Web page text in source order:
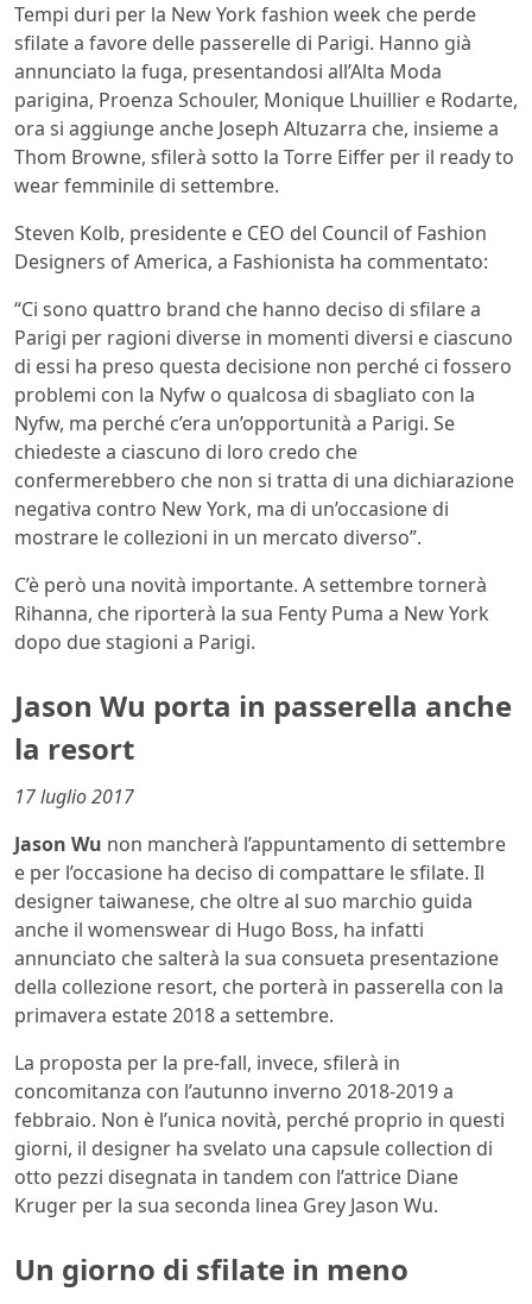
Tempi duri per la New York fashion week che perde
sfilate a favore delle passerelle di Parigi. Hanno già
annunciato la fuga, presentandosi all’Alta Moda
parigina, Proenza Schouler, Monique Lhuillier e Rodarte,
ora si aggiunge anche Joseph Altuzarra che, insieme a
Thom Browne, sfilerà sotto la Torre Eiffer per il ready to
wear femminile di settembre.
Steven Kolb, presidente e CEO del Council of Fashion
Designers of America, a Fashionista ha commentato:
“Ci sono quattro brand che hanno deciso di sfilare a
Parigi per ragioni diverse in momenti diversi e ciascuno
di essi ha preso questa decisione non perché ci fossero
problemi con la Nyfw o qualcosa di sbagliato con la
Nyfw, ma perché c’era un’opportunità a Parigi. Se
chiedeste a ciascuno di loro credo che
confermerebbero che non si tratta di una dichiarazione
negativa contro New York, ma di un’occasione di
mostrare le collezioni in un mercato diverso”.
C’è però una novità importante. A settembre tornerà
Rihanna, che riporterà la sua Fenty Puma a New York
dopo due stagioni a Parigi.
Jason Wu porta in passerella anche
la resort
17 luglio 2017
Jason Wu non mancherà l’appuntamento di settembre
e per l’occasione ha deciso di compattare le sfilate. Il
designer taiwanese, che oltre al suo marchio guida
anche il womenswear di Hugo Boss, ha infatti
annunciato che salterà la sua consueta presentazione
della collezione resort, che porterà in passerella con la
primavera estate 2018 a settembre.
La proposta per la pre-fall, invece, sfilerà in
concomitanza con l’autunno inverno 2018-2019 a
febbraio. Non è l’unica novità, perché proprio in questi
giorni, il designer ha svelato una capsule collection di
otto pezzi disegnata in tandem con l’attrice Diane
Kruger per la sua seconda linea Grey Jason Wu.
Un giorno di sfilate in meno